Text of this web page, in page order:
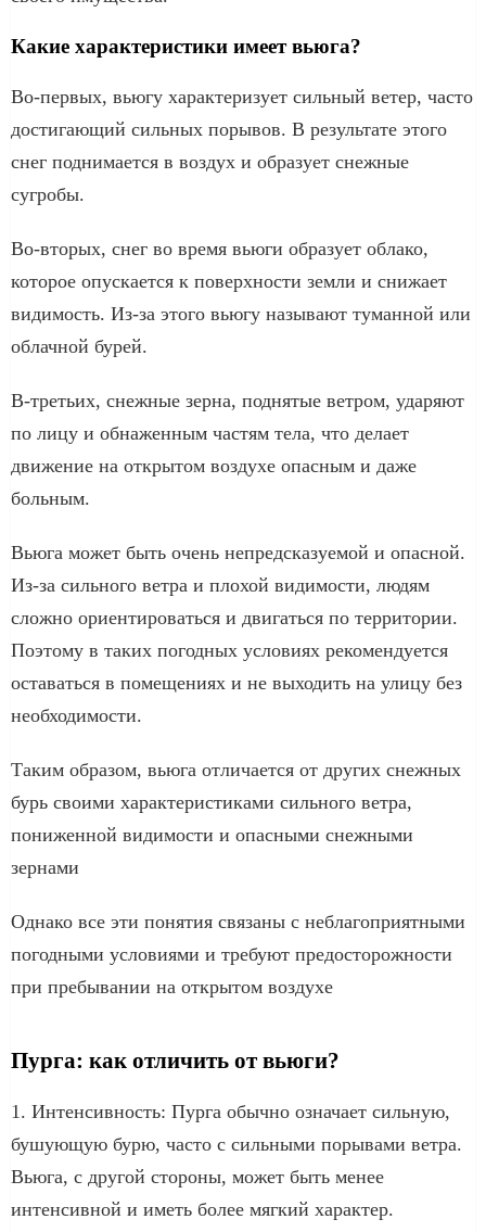
Какие характеристики имеет вьюга?
Во-первых, вьюгу характеризует сильный ветер, часто
достигающий сильных порывов. В результате этого
снег поднимается в воздух и образует снежные
сугробы.
Во-вторых, снег во время вьюги образует облако,
которое опускается к поверхности земли и снижает
видимость. Из-за этого вьюгу называют туманной или
облачной бурей.
В-третьих, снежные зерна, поднятые ветром, ударяют
по лицу и обнаженным частям тела, что делает
движение на открытом воздухе опасным и даже
больным.
Вьюга может быть очень непредсказуемой и опасной.
Из-за сильного ветра и плохой видимости, людям
сложно ориентироваться и двигаться по территории.
Поэтому в таких погодных условиях рекомендуется
оставаться в помещениях и не выходить на улицу без
необходимости.
Таким образом, вьюга отличается от других снежных
бурь своими характеристиками сильного ветра,
пониженной видимости и опасными снежными
зернами
Однако все эти понятия связаны с неблагоприятными
погодными условиями и требуют предосторожности
при пребывании на открытом воздухе
Пурга: как отличить от вьюги?
1. Интенсивность: Пурга обычно означает сильную,
бушующую бурю, часто с сильными порывами ветра.
Вьюга, с другой стороны, может быть менее
интенсивной и иметь более мягкий характер.